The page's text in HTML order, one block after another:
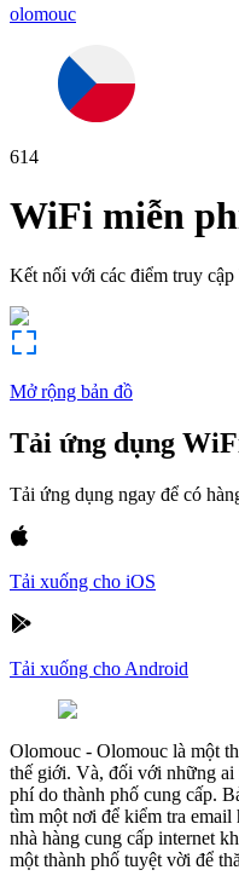
olomouc
614
WiFi miễn
Kết nối với các điểm truy
Mở rộng bản đồ
Tải ứng dụng
Tải ứng dụng ngay để có
Tải xuống cho iOS
Tải xuống cho Android
Olomouc - Olomouc là một
thế giới. Và, đối với những ai
phí do thành phố cung cấp.
tìm một nơi để kiểm tra
nhà hàng cung cấp internet
một thành phố tuyệt vời để